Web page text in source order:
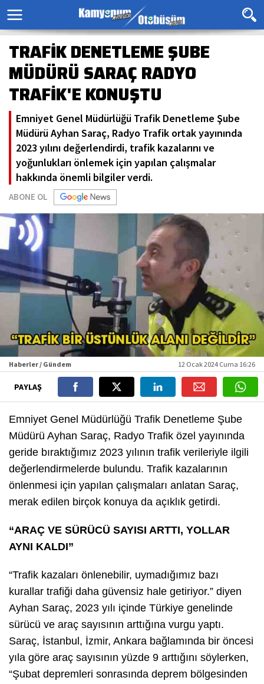
TRAFİK DENETLEME ŞUBE
MÜDÜRÜ SARAÇ RADYO
TRAFİK'E KONUŞTU
Emniyet Genel Müdürlüğü Trafik Denetleme Şube
Müdürü Ayhan Saraç, Radyo Trafik ortak yayınında
2023 yılını değerlendirdi, trafik kazalarını ve
yoğunlukları önlemek için yapılan çalışmalar
hakkında önemli bilgiler verdi.
ABONE OL
Haberler / Gündem 12 Ocak 2024 Cuma 16:26
PAYLAŞ
Emniyet Genel Müdürlüğü Trafik Denetleme Şube
Müdürü Ayhan Saraç, Radyo Trafik özel yayınında
geride bıraktığımız 2023 yılının trafik verileriyle ilgili
değerlendirmelerde bulundu. Trafik kazalarının
önlenmesi için yapılan çalışmaları anlatan Saraç,
merak edilen birçok konuya da açıklık getirdi.
“ARAÇ VE SÜRÜCÜ SAYISI ARTTI, YOLLAR
AYNI KALDI”
“Trafik kazaları önlenebilir, uymadığımız bazı
kurallar trafiği daha güvensiz hale getiriyor.” diyen
Ayhan Saraç, 2023 yılı içinde Türkiye genelinde
sürücü ve araç sayısının arttığına vurgu yaptı.
Saraç, İstanbul, İzmir, Ankara bağlamında bir öncesi
yıla göre araç sayısının yüzde 9 arttığını söylerken,
“Şubat depremleri sonrasında deprem bölgesinden